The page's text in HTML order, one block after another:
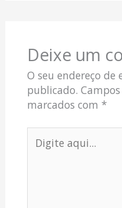
Deixe um
O seu endereço de
publicado.
marcados com *
aqui...